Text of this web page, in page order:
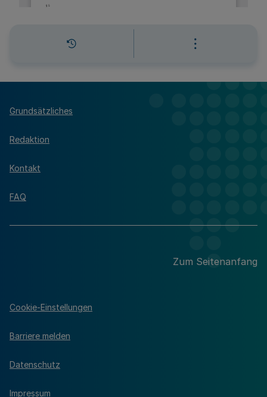
Grundsätzliches
Redaktion
Kontakt
FAQ
Zum Seitenanfang
Cookie-Einstellungen
Barriere melden
Datenschutz
Impressum